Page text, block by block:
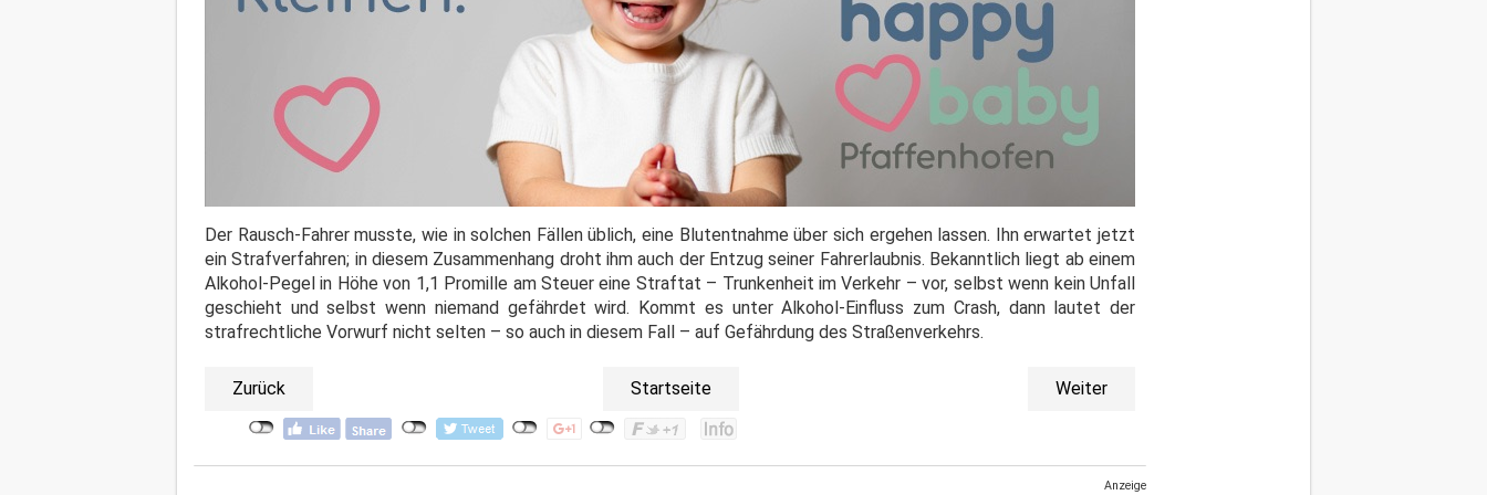
Der Rausch-Fahrer musste, wie in solchen Fällen üblich, eine Blutentnahme über sich ergehen lassen. Ihn erwartet jetzt
ein Strafverfahren; in diesem Zusammenhang droht ihm auch der Entzug seiner Fahrerlaubnis. Bekanntlich liegt ab einem
Alkohol-Pegel in Höhe von 1,1 Promille am Steuer eine Straftat – Trunkenheit im Verkehr – vor, selbst wenn kein Unfall
geschieht und selbst wenn niemand gefährdet wird. Kommt es unter Alkohol-Einfluss zum Crash, dann lautet der
strafrechtliche Vorwurf nicht selten – so auch in diesem Fall – auf Gefährdung des Straßenverkehrs.
Zurück Startseite Weiter
Anzeige